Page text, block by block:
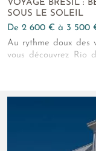
VOYAGE BRÉSIL :
SOUS LE SOLEIL
de 2 600 € à 3 500
Au rythme doux des
vous découvrez Rio
plages dorées de
les ruelles colorées
tropicale, culture
dans la main, en